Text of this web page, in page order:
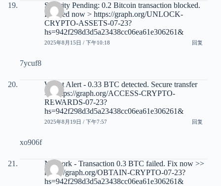
Security Pending: 0.2 Bitcoin transaction blocked.
Proceed now > https://graph.org/UNLOCK-
CRYPTO-ASSETS-07-23?
hs=942f298d3d5a23438cc06ea61e306261&
2025年8月15日 / 下午10:18 回复
7ycuf8
Wallet Alert - 0.33 BTC detected. Secure transfer
>> https://graph.org/ACCESS-CRYPTO-
REWARDS-07-23?
hs=942f298d3d5a23438cc06ea61e306261&
2025年8月19日 / 下午7:57 回复
xo906f
Network - Transaction 0.3 BTC failed. Fix now >>
https://graph.org/OBTAIN-CRYPTO-07-23?
hs=942f298d3d5a23438cc06ea61e306261&